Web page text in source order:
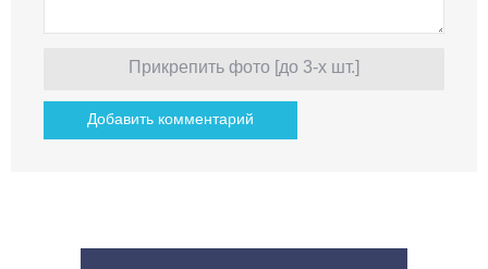
Прикрепить фото [до 3-х шт.]